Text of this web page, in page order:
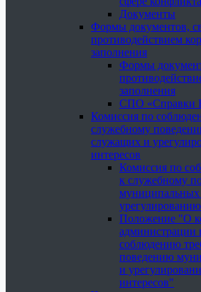
Документы
Формы документов,
противодействием
заполнения
Формы
заполнения
СПО «Справки
Комиссия по
служебному
служащих и
интересов
Комиссия по
к служебному
Положение "О
администрации
соблюдению
поведению
и
интересов"